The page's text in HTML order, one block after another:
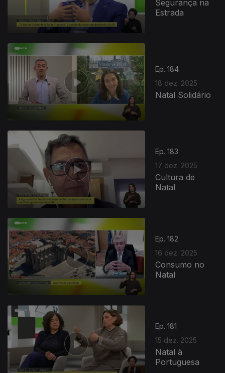
Segurança na
Estrada
Ep. 184
18 dez. 2025
Natal Solidário
Ep. 183
17 dez. 2025
Cultura de
Natal
Ep. 182
16 dez. 2025
Consumo no
Natal
Ep. 181
15 dez. 2025
Natal à
Portuguesa